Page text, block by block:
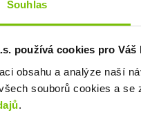
Souhlas
používá cookies pro
obsahu a analýze naší
souborů cookies a
.
víkendech? My ti